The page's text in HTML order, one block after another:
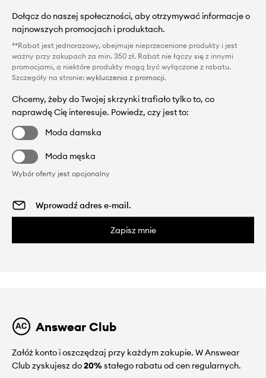
Dołącz do naszej społeczności, aby otrzymywać informacje o
najnowszych promocjach i produktach.
**Rabat jest jednorazowy, obejmuje nieprzecenione produkty i jest
ważny przy zakupach za min. 350 zł. Rabat nie łączy się z innymi
promocjami, a niektóre produkty mogą być wyłączone z rabatu.
Szczegóły na stronie: wykluczenia z promocji.
Chcemy, żeby do Twojej skrzynki trafiało tylko to, co
naprawdę Cię interesuje. Powiedz, czy jest to:
Moda damska
Moda męska
Wybór oferty jest opcjonalny
Zapisz mnie
Answear Club
Załóż konto i oszczędzaj przy każdym zakupie. W Answear
Club zyskujesz do20%stałego rabatu od cen regularnych.